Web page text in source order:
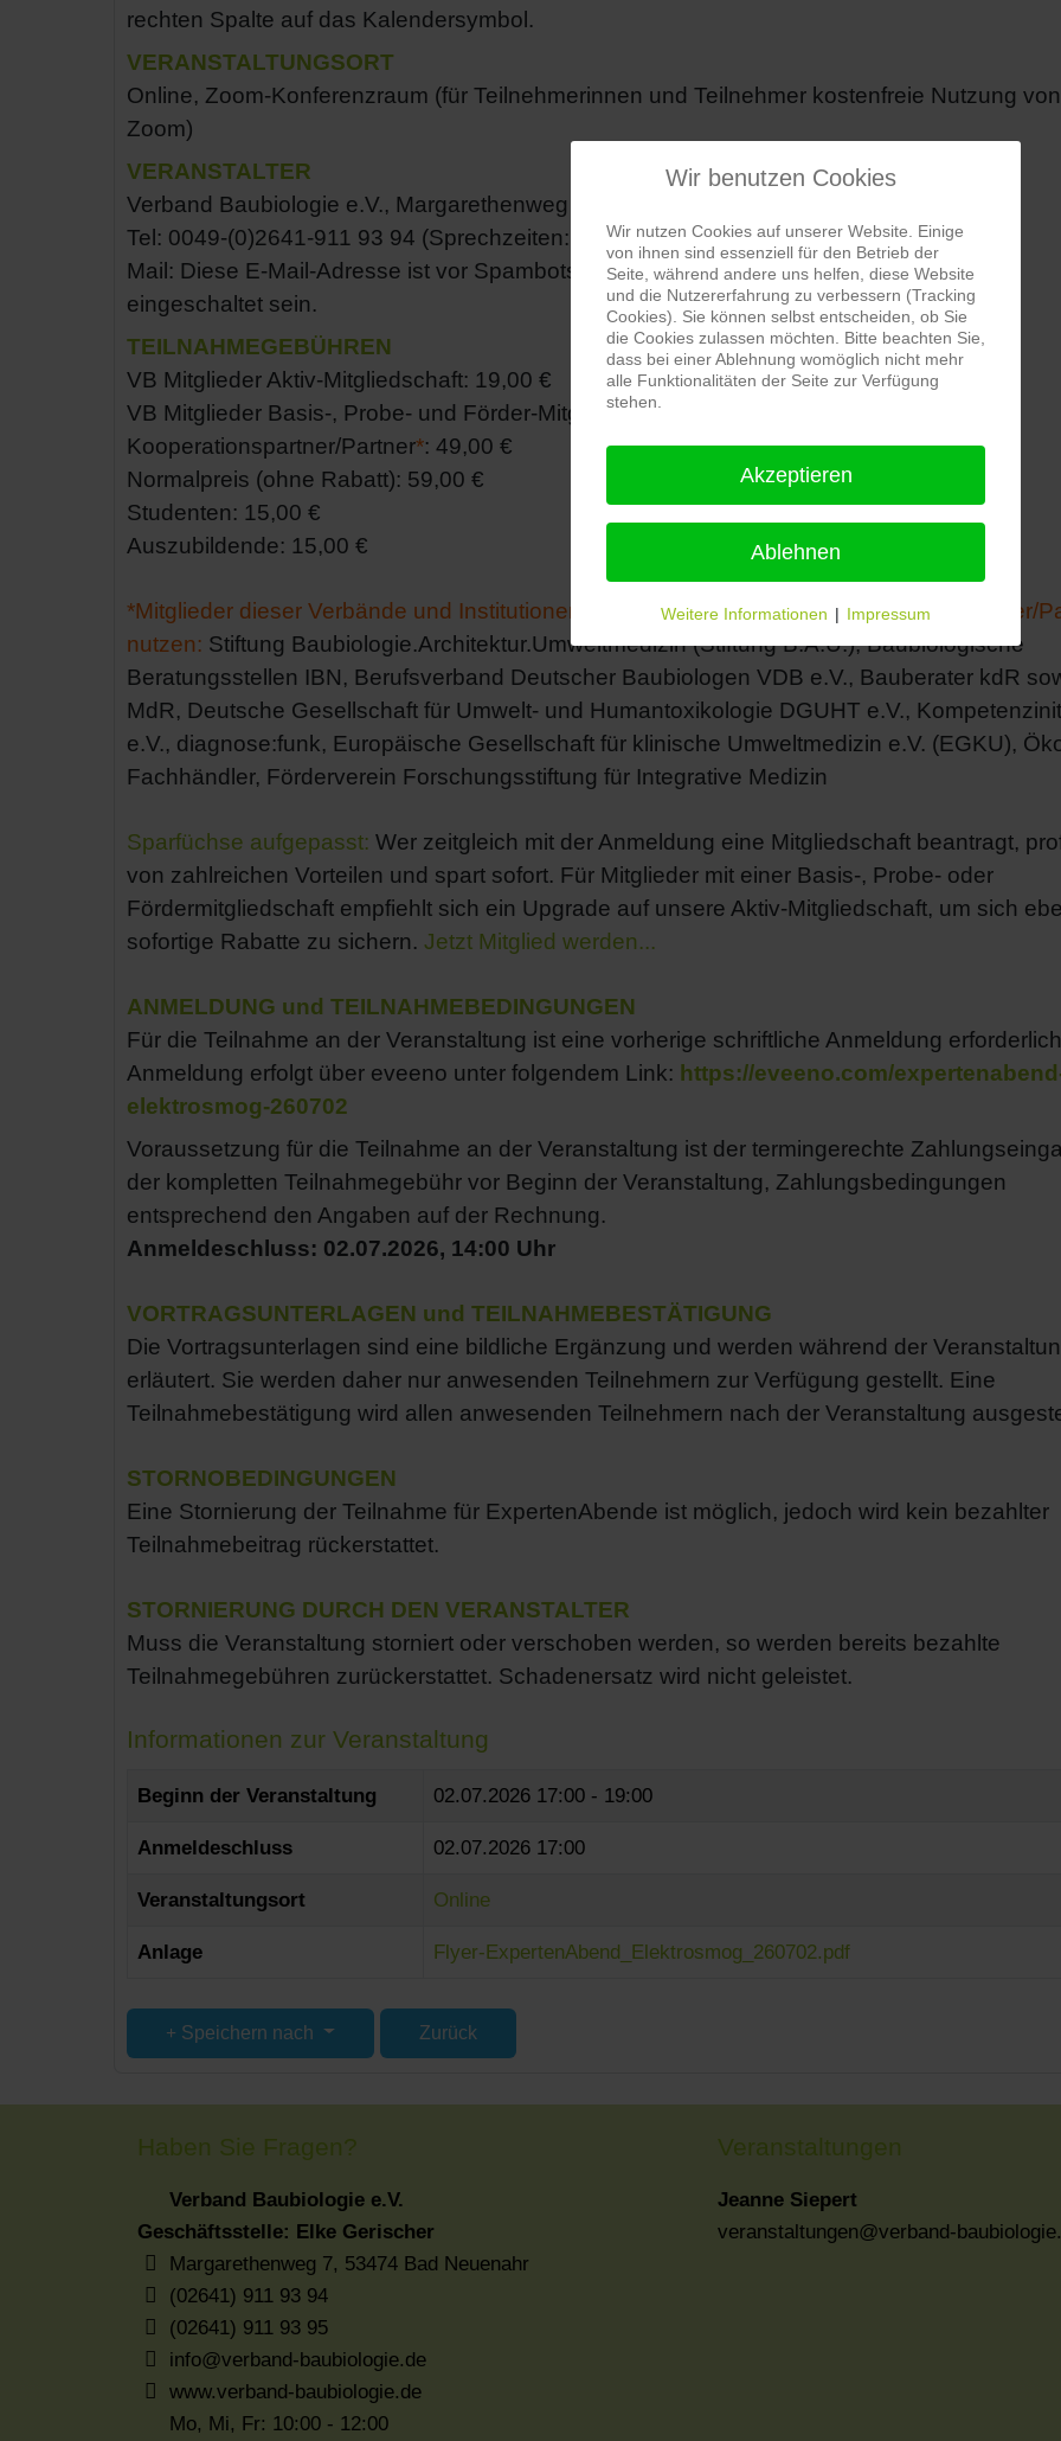
rechten Spalte auf das Kalendersymbol.
VERANSTALTUNGSORT
Online, Zoom-Konferenzraum (für Teilnehmerinnen und Teilnehmer kostenfreie Nutzung von
Zoom)
VERANSTALTER
Verband Baubiologie e.V., Margarethenweg 7, 53474 Bad Neuenahr
Tel: 0049-(0)2641-911 93 94 (Sprechzeiten: Mo./ Mi./ Fr.: 10-12 Uhr)
Mail: Diese E-Mail-Adresse ist vor Spambots geschützt! Zur Anzeige muss JavaScript
eingeschaltet sein.
TEILNAHMEGEBÜHREN
VB Mitglieder Aktiv-Mitgliedschaft: 19,00 €
VB Mitglieder Basis-, Probe- und Förder-Mitgliedschaft: 49,00 €
Kooperationspartner/Partner*: 49,00 €
Normalpreis (ohne Rabatt): 59,00 €
Studenten: 15,00 €
Auszubildende: 15,00 €
*Mitglieder dieser Verbände und Institutionen können den Rabatt als Kooperationspartner/
nutzen: Stiftung Baubiologie.Architektur.Umweltmedizin (Stiftung B.A.U.), Baubiologische
Beratungsstellen IBN, Berufsverband Deutscher Baubiologen VDB e.V., Bauberater kdR
MdR, Deutsche Gesellschaft für Umwelt- und Humantoxikologie DGUHT e.V.,
e.V., diagnose:funk, Europäische Gesellschaft für klinische Umweltmedizin e.V. (EGKU),
Fachhändler, Förderverein Forschungsstiftung für Integrative Medizin
Sparfüchse aufgepasst: Wer zeitgleich mit der Anmeldung eine Mitgliedschaft beantragt,
von zahlreichen Vorteilen und spart sofort. Für Mitglieder mit einer Basis-, Probe- oder
Fördermitgliedschaft empfiehlt sich ein Upgrade auf unsere Aktiv-Mitgliedschaft, um sich
sofortige Rabatte zu sichern. Jetzt Mitglied werden...
ANMELDUNG und TEILNAHMEBEDINGUNGEN
Für die Teilnahme an der Veranstaltung ist eine vorherige schriftliche Anmeldung
Anmeldung erfolgt über eveeno unter folgendem Link: https://eveeno.com/
elektrosmog-260702
Voraussetzung für die Teilnahme an der Veranstaltung ist der termingerechte
der kompletten Teilnahmegebühr vor Beginn der Veranstaltung, Zahlungsbedingungen
entsprechend den Angaben auf der Rechnung.
Anmeldeschluss: 02.07.2026, 14:00 Uhr
VORTRAGSUNTERLAGEN und TEILNAHMEBESTÄTIGUNG
Die Vortragsunterlagen sind eine bildliche Ergänzung und werden während der
erläutert. Sie werden daher nur anwesenden Teilnehmern zur Verfügung gestellt. Eine
Teilnahmebestätigung wird allen anwesenden Teilnehmern nach der Veranstaltung
STORNOBEDINGUNGEN
Eine Stornierung der Teilnahme für ExpertenAbende ist möglich, jedoch wird kein bezahlter
Teilnahmebeitrag rückerstattet.
STORNIERUNG DURCH DEN VERANSTALTER
Muss die Veranstaltung storniert oder verschoben werden, so werden bereits bezahlte
Teilnahmegebühren zurückerstattet. Schadenersatz wird nicht geleistet.
Informationen zur Veranstaltung
Beginn der Veranstaltung 02.07.2026 17:00 - 19:00
Anmeldeschluss 02.07.2026 17:00
Veranstaltungsort Online
Anlage Flyer-ExpertenAbend_Elektrosmog_260702.pdf
Speichern nach Zurück
Haben Sie Fragen?
Verband Baubiologie e.V.
Geschäftsstelle: Elke Gerischer
Margarethenweg 7, 53474 Bad Neuenahr
(02641) 911 93 94
(02641) 911 93 95
info@verband-baubiologie.de
www.verband-baubiologie.de
Mo, Mi, Fr: 10:00 - 12:00
Veranstaltungen
Jeanne Siepert
veranstaltungen@verband-
Wir benutzen Cookies
Wir nutzen Cookies auf unserer Website. Einige
von ihnen sind essenziell für den Betrieb der
Seite, während andere uns helfen, diese Website
und die Nutzererfahrung zu verbessern (Tracking
Cookies). Sie können selbst entscheiden, ob Sie
die Cookies zulassen möchten. Bitte beachten Sie,
dass bei einer Ablehnung womöglich nicht mehr
alle Funktionalitäten der Seite zur Verfügung
stehen.
Akzeptieren
Ablehnen
Weitere Informationen | Impressum